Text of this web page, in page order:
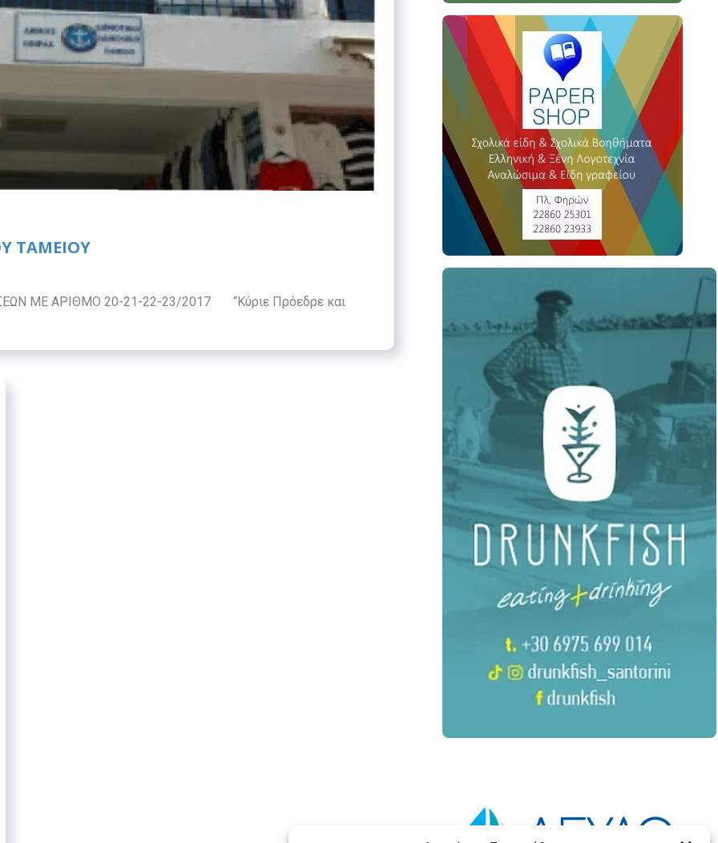
ΤΑΜΕΙΟΥ
ΜΕ ΑΡΙΘΜΟ 20-21-22-23/2017 “Κύριε Πρόεδρε και